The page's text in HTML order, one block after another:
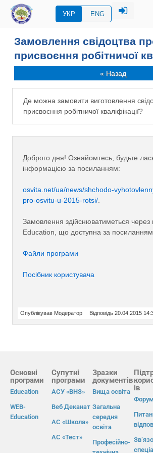
УКР ENG
Замовлення свідоцтва
присвоєння робітничої
« Назад
Де можна замовити виготовлення
присвоєння робітничої кваліфікації?
Доброго дня! Ознайомтесь, будьте
інформацією за посиланням:
osvita.net/ua/news/shchodo-
pro-osvitu-u-2015-rotsi/
Замовлення здійснюватиметься через
Education, що доступна за
Файли програми
Посібник користувача
Опублікував Модератор Відповідь 20.04.2015
Основні
програми
Education
WEB-
Education
Супутні
програми
АСУ «ВНЗ»
Веб Деканат
АС «Школа»
АС «Тест»
Зразки
документів
Вища освіта
Загальна
середня
освіта
Професійно-
ів
Форум